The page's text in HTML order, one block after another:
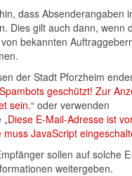
dass Absenderangaben
Dies gilt auch dann, wenn
bekannten
der Stadt Pforzheim
geschützt! Zur
sein.“ oder verwenden
„Diese E-Mail-Adresse ist
JavaScript
sollen auf solche
weitergeben.